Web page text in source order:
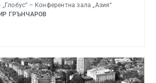
– Конферентна зала „Азия“
ГРЪНЧАРОВ